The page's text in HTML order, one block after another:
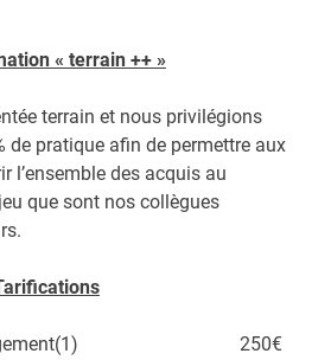
« terrain ++ »
terrain et nous privilégions
de pratique afin de permettre aux
l’ensemble des acquis au
que sont nos collègues
hébergement(1) 250€